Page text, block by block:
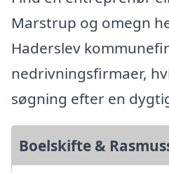
Marstrup og omegn
Haderslev
nedrivningsfirmaer,
søgning efter en
Boelskifte &